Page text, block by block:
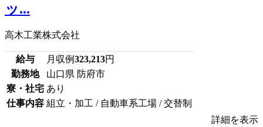
ッ...
高木工業株式会社
給与 月収例323,213円
勤務地
山口県 防府市
寮・社宅 あり
仕事内容 組立・加工 / 自動車系工場 / 交替制
詳細を表示